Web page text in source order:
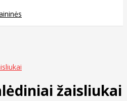
žaisliukai